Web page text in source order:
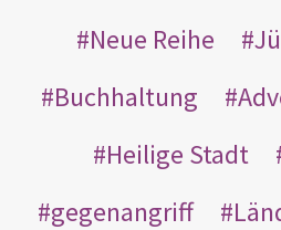
Neue Reihe
Buchhaltung
Heilige Stadt
gegenangriff